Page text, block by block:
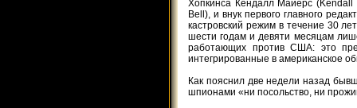
Хопкинса Кендалл Майерс (Kendall
Bell), и внук первого главного
кастровский режим в течение 30
шести годам и девяти месяцам
работающих против США: это
интегрированные в американское
Как пояснил две недели назад
шпионами «ни посольство, ни